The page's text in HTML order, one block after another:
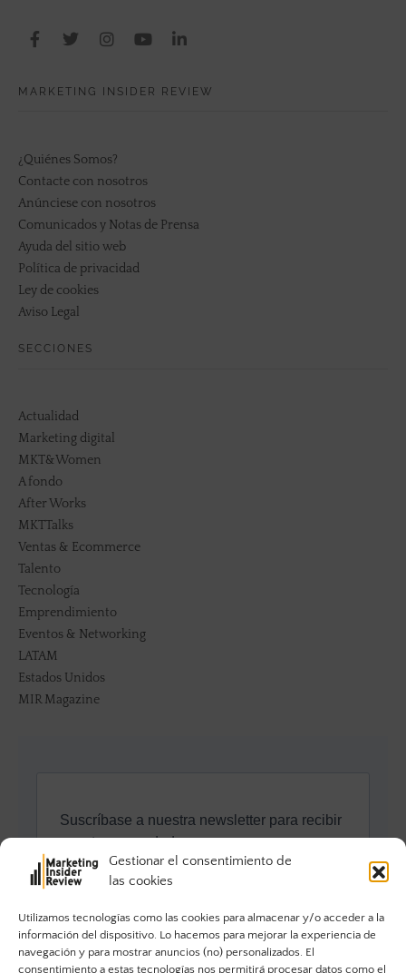
Gestionar el consentimiento de
las cookies
Utilizamos tecnologías como las cookies para almacenar y/o acceder a la
información del dispositivo. Lo hacemos para mejorar la experiencia de
navegación y para mostrar anuncios (no) personalizados. El
consentimiento a estas tecnologías nos permitirá procesar datos como el
MARKETING INSIDER REVIEW
¿Quiénes Somos?
Contacte con nosotros
Anúnciese con nosotros
Comunicados y Notas de Prensa
Ayuda del sitio web
Política de privacidad
Ley de cookies
Aviso Legal
SECCIONES
Actualidad
Marketing digital
MKT&Women
A fondo
After Works
MKTTalks
Ventas & Ecommerce
Talento
Tecnología
Emprendimiento
Eventos & Networking
LATAM
Estados Unidos
MIR Magazine